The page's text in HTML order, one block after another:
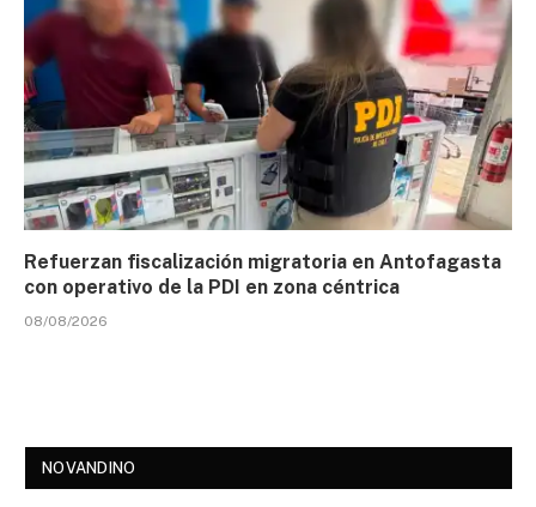
Refuerzan fiscalización migratoria en Antofagasta
con operativo de la PDI en zona céntrica
08/08/2026
NOVANDINO